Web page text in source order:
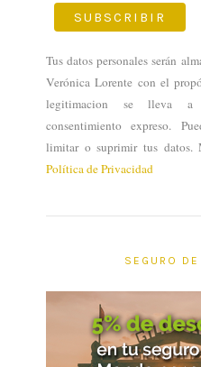
Tus datos personales serán
Verónica Lorente con el
legitimacion se lleva a
consentimiento expreso.
limitar o suprimir tus datos.
Política de Privacidad
SEGURO